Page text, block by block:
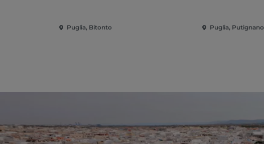
Puglia, Bitonto Puglia, Putignano